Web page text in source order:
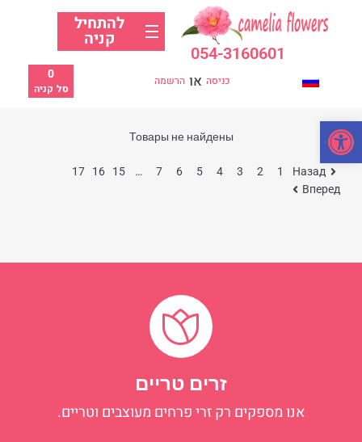
פתח סרגל נגישות
054-3160601
להתחיל
קניה
כניסה או הרשמה
סל קניה
0
Товары не найдены
Назад
1
2
3
4
5
6
7
…
15
16
17
Вперед
זרים טריים
אנו מספקים רק זרי פרחים מעוצבים וטריים.